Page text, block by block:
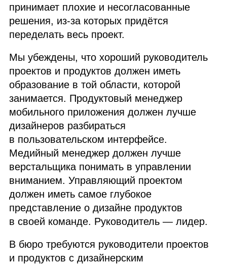
принимает плохие и несогласованные
решения, из‑за которых придётся
переделать весь проект.
Мы убеждены, что хороший руководитель
проектов и продуктов должен иметь
образование в той области, которой
занимается. Продуктовый менеджер
мобильного приложения должен лучше
дизайнеров разбираться
в пользовательском интерфейсе.
Медийный менеджер должен лучше
верстальщика понимать в управлении
вниманием. Управляющий проектом
должен иметь самое глубокое
представление о дизайне продуктов
в своей команде. Руководитель — лидер.
В бюро требуются руководители проектов
и продуктов с дизайнерским